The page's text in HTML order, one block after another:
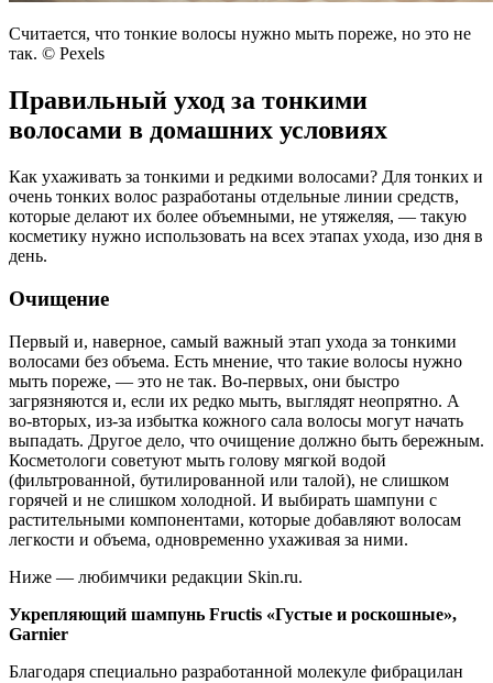
Считается, что тонкие волосы нужно мыть пореже, но это не
так. © Pexels
Правильный уход за тонкими
волосами в домашних условиях
Как ухаживать за тонкими и редкими волосами? Для тонких и
очень тонких волос разработаны отдельные линии средств,
которые делают их более объемными, не утяжеляя, — такую
косметику нужно использовать на всех этапах ухода, изо дня в
день.
Очищение
Первый и, наверное, самый важный этап ухода за тонкими
волосами без объема. Есть мнение, что такие волосы нужно
мыть пореже, — это не так. Во-первых, они быстро
загрязняются и, если их редко мыть, выглядят неопрятно. А
во-вторых, из-за избытка кожного сала волосы могут начать
выпадать. Другое дело, что очищение должно быть бережным.
Косметологи советуют мыть голову мягкой водой
(фильтрованной, бутилированной или талой), не слишком
горячей и не слишком холодной. И выбирать шампуни с
растительными компонентами, которые добавляют волосам
легкости и объема, одновременно ухаживая за ними.
Ниже — любимчики редакции Skin.ru.
Укрепляющий шампунь Fructis «Густые и роскошные»,
Garnier
Благодаря специально разработанной молекуле фибрацилан